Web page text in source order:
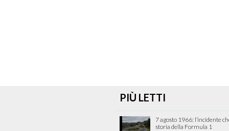
PIÙ LETTI
7 agosto 1966: l’incidente
storia della Formula 1